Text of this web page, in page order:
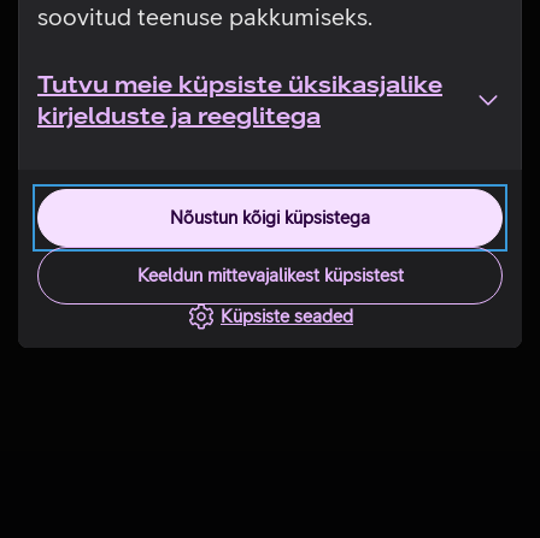
soovitud teenuse pakkumiseks.
Tutvu meie küpsiste üksikasjalike
kirjelduste ja reeglitega
Nõustun kõigi küpsistega
Keeldun mittevajalikest küpsistest
Küpsiste seaded